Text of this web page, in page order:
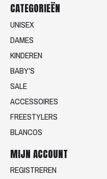
CATEGORIEËN
UNISEX
DAMES
KINDEREN
BABY'S
SALE
ACCESSOIRES
FREESTYLERS
BLANCOS
MIJN ACCOUNT
REGISTREREN